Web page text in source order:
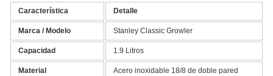
Característica Detalle
Marca / Modelo Stanley Classic Growler
Capacidad 1.9 Litros
Material Acero inoxidable 18/8 de doble pared